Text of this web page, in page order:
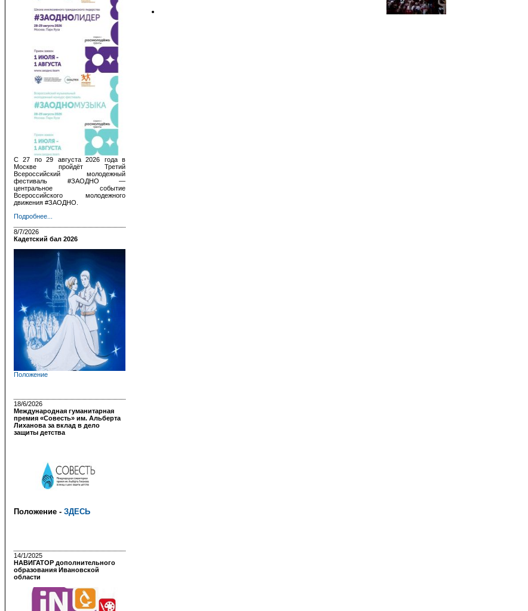
С 27 по 29 августа 2026 года в
Москве пройдёт Третий
Всероссийский молодежный
фестиваль #ЗАОДНО —
центральное событие
Всероссийского молодежного
движения #ЗАОДНО.
Подробнее...
8/7/2026
Кадетский бал 2026
Положение
18/6/2026
Международная гуманитарная
премия «Совесть» им. Альберта
Лиханова за вклад в дело
защиты детства
Положение - ЗДЕСЬ
14/1/2025
НАВИГАТОР дополнительного
образования Ивановской
области